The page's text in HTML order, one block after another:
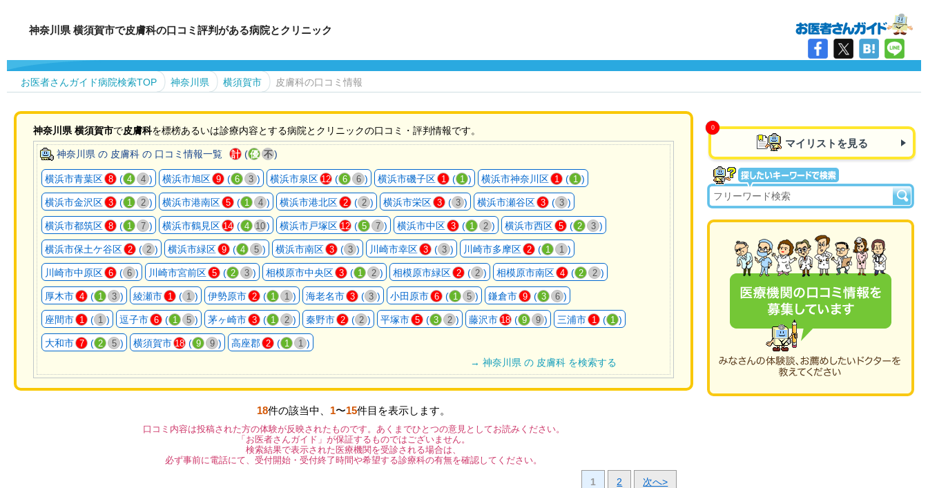
神奈川県 横須賀市で皮膚科の口コミ評判がある病院とクリニック
お医者さんガイド病院検索TOP 神奈川県 横須賀市 皮膚科の口コミ情報
神奈川県 横須賀市で皮膚科を標榜あるいは診療内容とする病院とクリニックの口コミ・評判情報です。
神奈川県 の 皮膚科 の 口コミ情報一覧 計 (優 不)
横浜市青葉区 8 ( 4 4 ) 横浜市旭区 9 ( 6 3 ) 横浜市泉区 12 ( 6 6 ) 横浜市磯子区 1 ( 1 ) 横浜市神奈川区 1 ( 1 )
横浜市金沢区 3 ( 1 2 ) 横浜市港南区 5 ( 1 4 ) 横浜市港北区 2 ( 2 ) 横浜市栄区 3 ( 3 ) 横浜市瀬谷区 3 ( 3 )
横浜市都筑区 8 ( 1 7 ) 横浜市鶴見区 14 ( 4 10) 横浜市戸塚区 12 ( 5 7 ) 横浜市中区 3 ( 1 2 ) 横浜市西区 5 ( 2 3 )
横浜市保土ケ谷区 2 ( 2 ) 横浜市緑区 9 ( 4 5 ) 横浜市南区 3 ( 3 ) 川崎市幸区 3 ( 3 ) 川崎市多摩区 2 ( 1 1 )
川崎市中原区 6 ( 6 ) 川崎市宮前区 5 ( 2 3 ) 相模原市中央区 3 ( 1 2 ) 相模原市緑区 2 ( 2 ) 相模原市南区 4 ( 2 2 )
厚木市 4 ( 1 3 ) 綾瀬市 1 ( 1 ) 伊勢原市 2 ( 1 1 ) 海老名市 3 ( 3 ) 小田原市 6 ( 1 5 ) 鎌倉市 9 ( 3 6 )
座間市 1 ( 1 ) 逗子市 6 ( 1 5 ) 茅ヶ崎市 3 ( 1 2 ) 秦野市 2 ( 2 ) 平塚市 5 ( 3 2 ) 藤沢市 18 ( 9 9 ) 三浦市 1 ( 1 )
大和市 7 ( 2 5 ) 横須賀市 18 ( 9 9 ) 高座郡 2 ( 1 1 )
→ 神奈川県 の 皮膚科 を検索する
18件の該当中、 1〜15件目を表示します。
口コミ内容は投稿された方の体験が反映されたものです。あくまでひとつの意見としてお読みください。
「お医者さんガイド」が保証するものではございません。
検索結果で表示された医療機関を受診される場合は、
必ず事前に電話にて、受付開始・受付終了時間や希望する診療科の有無を確認してください。
1 2 次へ>
マイリストを見る